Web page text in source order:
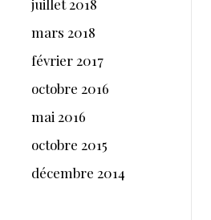
juillet 2018
mars 2018
février 2017
octobre 2016
mai 2016
octobre 2015
décembre 2014